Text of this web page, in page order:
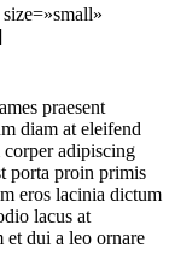
praesent
diam at eleifend
adipiscing
porta proin primis
eros lacinia dictum
lacus at
et dui a leo ornare